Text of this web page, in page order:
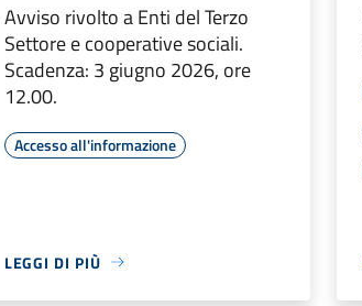
Avviso rivolto a Enti del Terzo
Settore e cooperative sociali.
Scadenza: 3 giugno 2026, ore
12.00.
Accesso all'informazione
LEGGI DI PIÙ